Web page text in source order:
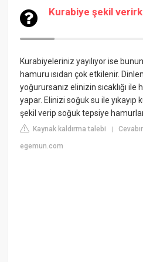
Kurabiye şekil
Kurabiyeleriniz yayılıyor ise
hamuru ısıdan çok etkilenir.
yoğurursanız elinizin sıcaklığı
yapar. Elinizi soğuk su ile yıkayıp
şekil verip soğuk tepsiye
Kaynak kaldırma talebi |
egemun.com